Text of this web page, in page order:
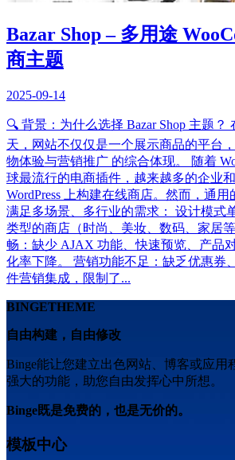
Bazar Shop – 多用途
商主题
2025-09-14
🔍 背景：为什么选择 Bazar Shop 主题？
天，网站不仅仅是一个展示商品的平台
物体验与营销推广 的综合体现。 随着
球最流行的电商插件，越来越多的企业
WordPress 上构建在线商店。然而，通
满足多场景、多行业的需求： 设计模式
类型的商店（时尚、美妆、数码、家居
畅：缺少 AJAX 功能、快速预览、产品
化率下降。 营销功能不足：缺乏优惠券
件营销集成，限制了...
BINGETHEME
自由构建，自由修改
Binge能让您建立出色网站、博客或应用
强大的功能，助您自由发挥心中所想。
Binge既是免费的，也是无价的。
模板中心